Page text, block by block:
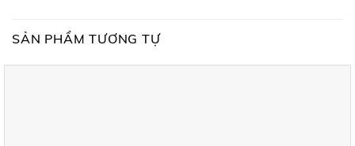
SẢN PHẨM TƯƠNG TỰ